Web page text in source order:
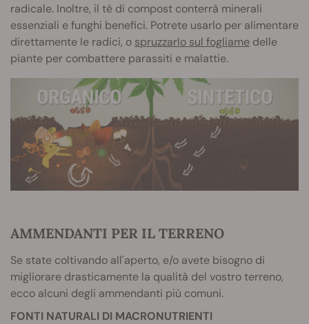
radicale. Inoltre, il tè di compost conterrà minerali
essenziali e funghi benefici. Potrete usarlo per alimentare
direttamente le radici, o spruzzarlo sul fogliame delle
piante per combattere parassiti e malattie.
AMMENDANTI PER IL TERRENO
Se state coltivando all'aperto, e/o avete bisogno di
migliorare drasticamente la qualità del vostro terreno,
ecco alcuni degli ammendanti più comuni.
FONTI NATURALI DI MACRONUTRIENTI